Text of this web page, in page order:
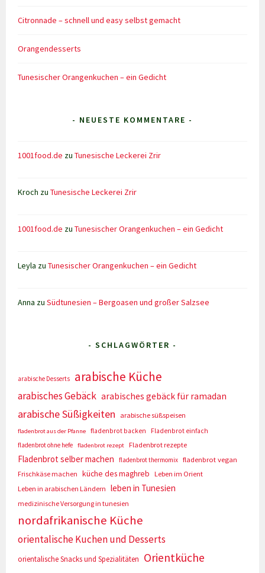
Citronnade – schnell und easy selbst gemacht
Orangendesserts
Tunesischer Orangenkuchen – ein Gedicht
- NEUESTE KOMMENTARE -
1001food.de zuTunesische Leckerei Zrir
Kroch zuTunesische Leckerei Zrir
1001food.de zuTunesischer Orangenkuchen – ein Gedicht
Leyla zuTunesischer Orangenkuchen – ein Gedicht
Anna zuSüdtunesien – Bergoasen und großer Salzsee
- SCHLAGWÖRTER -
arabische Desserts arabische Küche
arabisches Gebäck arabisches gebäck für ramadan
arabische Süßigkeiten arabische süßspeisen
fladenbrot aus der Pfanne fladenbrot backen
Fladenbrot einfach
fladenbrot ohne hefe
fladenbrot rezept Fladenbrot rezepte
Fladenbrot selber machen fladenbrot thermomix fladenbrot vegan
Frischkäse machen
küche des maghreb
Leben im Orient
Leben in arabischen Ländern
leben in Tunesien
medizinische Versorgung in tunesien
nordafrikanische Küche
orientalische Kuchen und Desserts
orientalische Snacks und Spezialitäten Orientküche